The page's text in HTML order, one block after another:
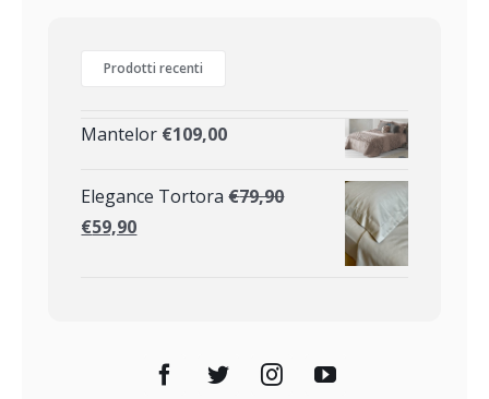
Prodotti recenti
Mantelor €109,00
Elegance Tortora €79,90
€59,90